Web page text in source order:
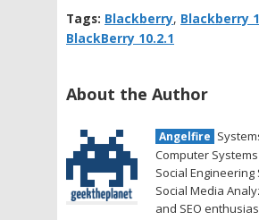
Tags: Blackberry, Blackberry
BlackBerry 10.2.1
About the Author
Angelfire
Computer
Social Engineering
Social Media
and SEO